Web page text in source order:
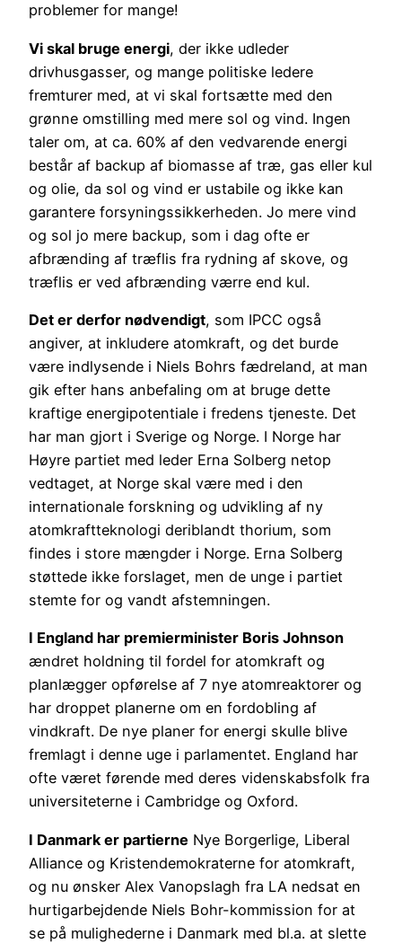
problemer for mange!
Vi skal bruge energi, der ikke udleder
drivhusgasser, og mange politiske ledere
fremturer med, at vi skal fortsætte med den
grønne omstilling med mere sol og vind. Ingen
taler om, at ca. 60% af den vedvarende energi
består af backup af biomasse af træ, gas eller kul
og olie, da sol og vind er ustabile og ikke kan
garantere forsyningssikkerheden. Jo mere vind
og sol jo mere backup, som i dag ofte er
afbrænding af træflis fra rydning af skove, og
træflis er ved afbrænding værre end kul.
Det er derfor nødvendigt, som IPCC også
angiver, at inkludere atomkraft, og det burde
være indlysende i Niels Bohrs fædreland, at man
gik efter hans anbefaling om at bruge dette
kraftige energipotentiale i fredens tjeneste. Det
har man gjort i Sverige og Norge. I Norge har
Høyre partiet med leder Erna Solberg netop
vedtaget, at Norge skal være med i den
internationale forskning og udvikling af ny
atomkraftteknologi deriblandt thorium, som
findes i store mængder i Norge. Erna Solberg
støttede ikke forslaget, men de unge i partiet
stemte for og vandt afstemningen.
I England har premierminister Boris Johnson
ændret holdning til fordel for atomkraft og
planlægger opførelse af 7 nye atomreaktorer og
har droppet planerne om en fordobling af
vindkraft. De nye planer for energi skulle blive
fremlagt i denne uge i parlamentet. England har
ofte været førende med deres videnskabsfolk fra
universiteterne i Cambridge og Oxford.
I Danmark er partierne Nye Borgerlige, Liberal
Alliance og Kristendemokraterne for atomkraft,
og nu ønsker Alex Vanopslagh fra LA nedsat en
hurtigarbejdende Niels Bohr-kommission for at
se på mulighederne i Danmark med bl.a. at slette